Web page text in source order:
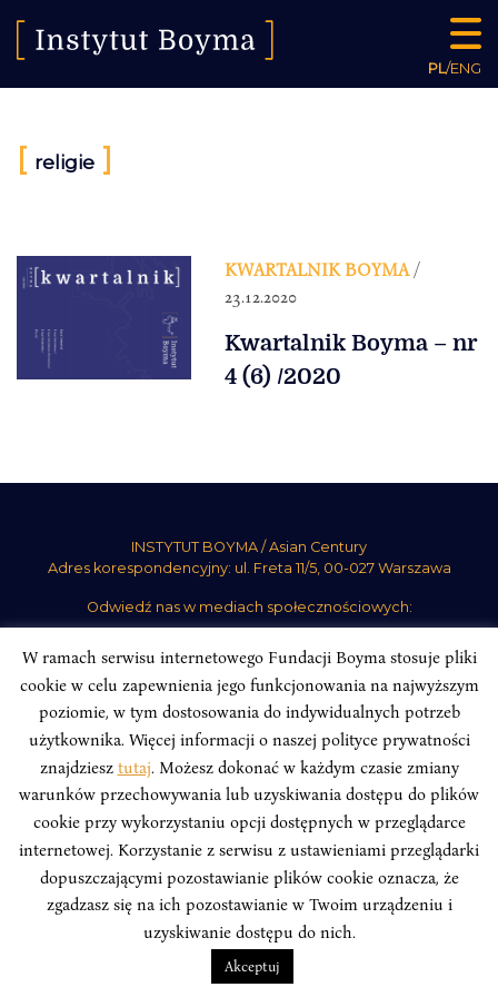
PL/ENG
[ religie ]
KWARTALNIK BOYMA/
23.12.2020
Kwartalnik Boyma – nr
4 (6) /2020
INSTYTUT BOYMA / Asian Century
Adres korespondencyjny: ul. Freta 11/5, 00-027 Warszawa
Odwiedź nas w mediach społecznościowych:
INSTYTUT BOYMA. WSZELKIE PRAWA ZASTRZEŻONE.Polityka
Prywatności Serwisu Polityka Prywatności Fundacji
designBeata Świerczyńska , developmentAlan Głodek
W ramach serwisu internetowego Fundacji Boyma stosuje pliki
cookie w celu zapewnienia jego funkcjonowania na najwyższym
poziomie, w tym dostosowania do indywidualnych potrzeb
użytkownika. Więcej informacji o naszej polityce prywatności
znajdziesz tutaj. Możesz dokonać w każdym czasie zmiany
warunków przechowywania lub uzyskiwania dostępu do plików
cookie przy wykorzystaniu opcji dostępnych w przeglądarce
internetowej. Korzystanie z serwisu z ustawieniami przeglądarki
dopuszczającymi pozostawianie plików cookie oznacza, że
zgadzasz się na ich pozostawianie w Twoim urządzeniu i
uzyskiwanie dostępu do nich.
Akceptuj